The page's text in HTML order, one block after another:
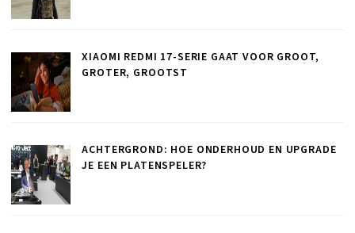
XIAOMI REDMI 17-SERIE GAAT VOOR GROOT,
GROTER, GROOTST
ACHTERGROND: HOE ONDERHOUD EN UPGRADE
JE EEN PLATENSPELER?